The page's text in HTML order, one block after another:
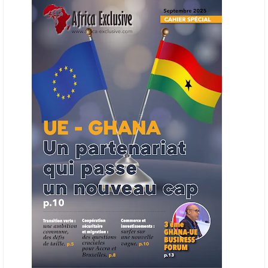
en place une plateforme numérique destinée à donner la priorité aux
entreprises du continent dans les marchés du secteur énergétique.
Cet outil permettra de recenser les entreprises africaines opérant dans
la chaîne de valeur énergétique et de publier des appels d’offres
ouverts en priorité aux sociétés du continent. Le projet est en phase
finale de développement et devrait aboutir, d’ici fin 2026 ou début
2027, à un bulletin africain des appels d’offres dans le secteur de
l’énergie.
06/06/26 AFRICA FINANCE CORPORATION
Cette semaine, Africa Finance Corporation (AFC) a annoncé avoir
bouclé un prêt syndiqué de 2 milliards de dollars, la plus importante
levée de son histoire. Initialement calibrée à 1,6 milliard, l'opération a
été relevée de 400 millions face à l'afflux des souscriptions de
banques internationales. Plus du tiers des fonds proviennent
d'institutions financières asiatiques, à parts égales avec l'Europe.
L'Asie-Pacifique et l'Europe pèsent chacune 35 % du tour de table,
devant le Moyen-Orient (25 %) et l'Afrique (5 %), selon le communiqué
de l'institution panafricaine, qui compte 48 pays membres.
ECHANGES AFRIQUE - UE